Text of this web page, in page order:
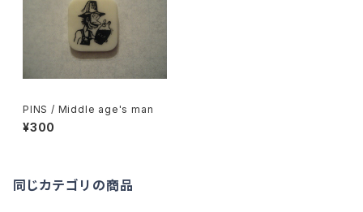
PINS / Middle age's man
¥300
同じカテゴリの商品